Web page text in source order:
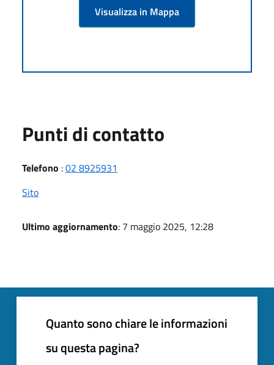
Visualizza in Mappa
Punti di contatto
Telefono :02 8925931
Sito
Ultimo aggiornamento: 7 maggio 2025, 12:28
Quanto sono chiare le informazioni
su questa pagina?